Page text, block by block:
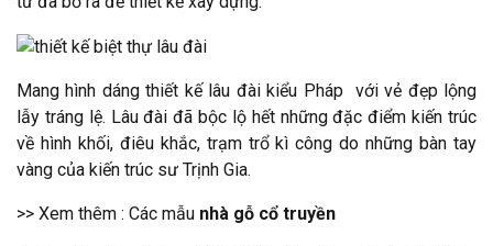
Mang hình dáng thiết kế lâu đài kiểu Pháp với vẻ đẹp lộng
lẫy tráng lệ. Lâu đài đã bộc lộ hết những đặc điểm kiến trúc
về hình khối, điêu khắc, trạm trổ kì công do những bàn tay
vàng của kiến trúc sư Trịnh Gia.
>> Xem thêm : Các mẫu nhà gỗ cổ truyền